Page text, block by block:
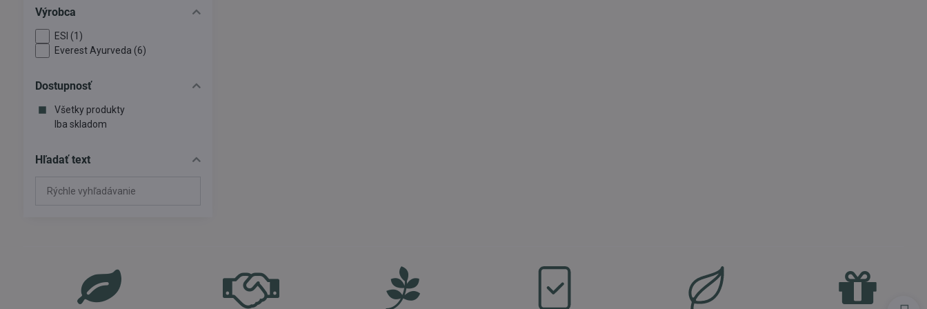
Výrobca
ESI (1)
Everest Ayurveda (6)
Dostupnosť
Všetky produkty
Iba skladom
Hľadať text
Prehľadať
výsledky